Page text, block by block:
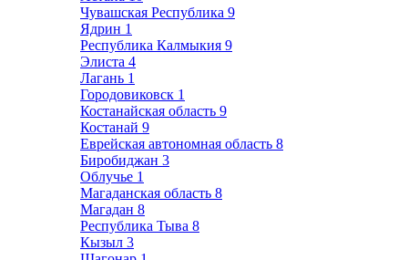
Чувашская Республика 9
Ядрин 1
Республика Калмыкия 9
Элиста 4
Лагань 1
Городовиковск 1
Костанайская область 9
Костанай 9
Еврейская автономная область 8
Биробиджан 3
Облучье 1
Магаданская область 8
Магадан 8
Республика Тыва 8
Кызыл 3